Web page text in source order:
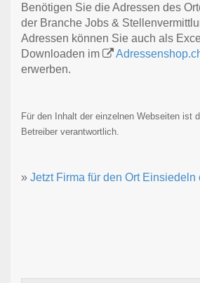
Benötigen Sie die Adressen des
der Branche Jobs &
Adressen können Sie auch als
Downloaden im
erwerben.
Für den Inhalt der einzelnen Webseiten ist
Betreiber verantwortlich.
» Jetzt Firma für den Ort Einsiedeln